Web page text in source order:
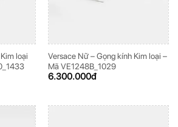
loại
Versace Nữ – Gọng kính Kim loại –
Mã VE1248B_1029
6.300.000đ